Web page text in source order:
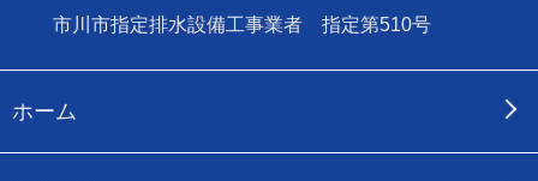
市川市指定排水設備工事業者 指定第510号
ホーム